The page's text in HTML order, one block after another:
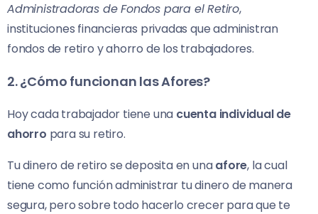
Administradoras de Fondos para el Retiro,
instituciones financieras privadas que administran
fondos de retiro y ahorro de los trabajadores.
2. ¿Cómo funcionan las Afores?
Hoy cada trabajador tiene una cuenta individual de
ahorro para su retiro.
Tu dinero de retiro se deposita en unaafore, la cual
tiene como función administrar tu dinero de manera
segura, pero sobre todo hacerlo crecer para que te